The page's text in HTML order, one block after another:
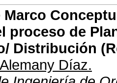
Marco
proceso de
Distribución
Díaz.